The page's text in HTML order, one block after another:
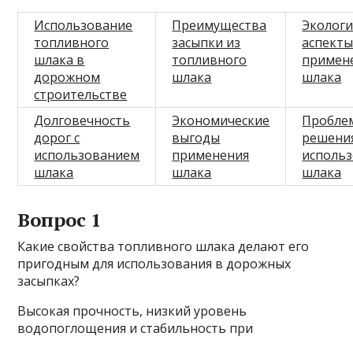
Использование
топливного
шлака в
дорожном
строительстве
Преимущества
засыпки из
топливного
шлака
аспекты
шлака
Долговечность
дорог с
использованием
шлака
Экономические
выгоды
применения
шлака
шлака
Вопрос 1
Какие свойства топливного шлака делают его
пригодным для использования в дорожных
засыпках?
Высокая прочность, низкий уровень
водопоглощения и стабильность при